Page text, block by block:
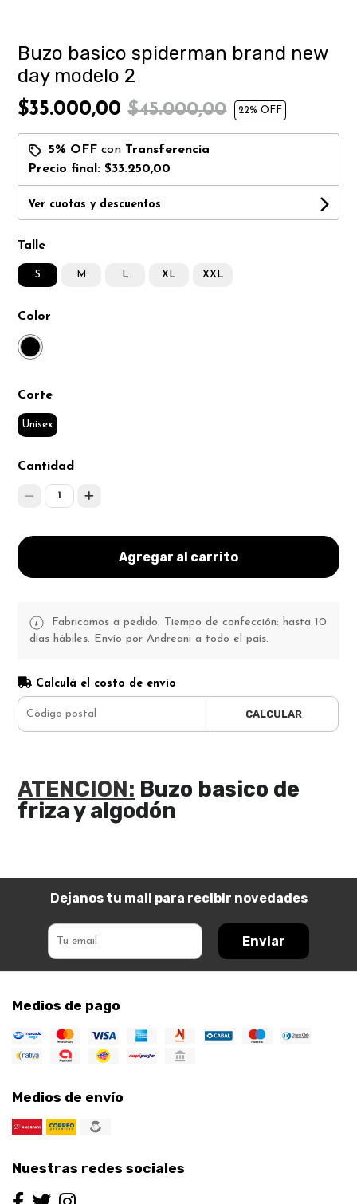
Buzo basico spiderman brand new
day modelo 2
$35.000,00$45.000,00 22% OFF
5% OFF con Transferencia
Precio final:$33.250,00
Ver cuotas y descuentos
Talle
S M L XL XXL
Color
Corte
Unisex
Cantidad
1
Agregar al carrito
Fabricamos a pedido. Tiempo de confección: hasta 10
días hábiles. Envío por Andreani a todo el país.
Calculá el costo de envío
CALCULAR
ATENCION: Buzo basico de
friza y algodón
Dejanos tu mail para recibir novedades
Enviar
Medios de pago
Medios de envío
Nuestras redes sociales